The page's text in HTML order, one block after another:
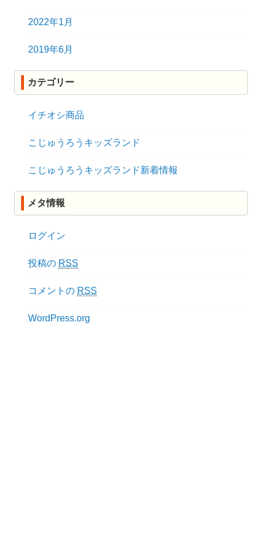
2022年1月
2019年6月
カテゴリー
イチオシ商品
こじゅうろうキッズランド
こじゅうろうキッズランド新着情報
メタ情報
ログイン
投稿の RSS
コメントの RSS
WordPress.org